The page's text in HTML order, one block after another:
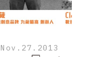
Nov.27.2013